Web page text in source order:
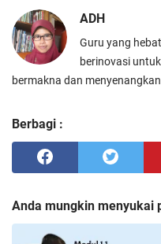
ADH
Guru yang
berinovasi
bermakna dan
Berbagi :
Anda mungkin menyukai